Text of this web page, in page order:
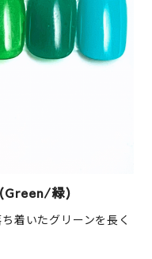
(Green/緑)
着いたグリーンを長く